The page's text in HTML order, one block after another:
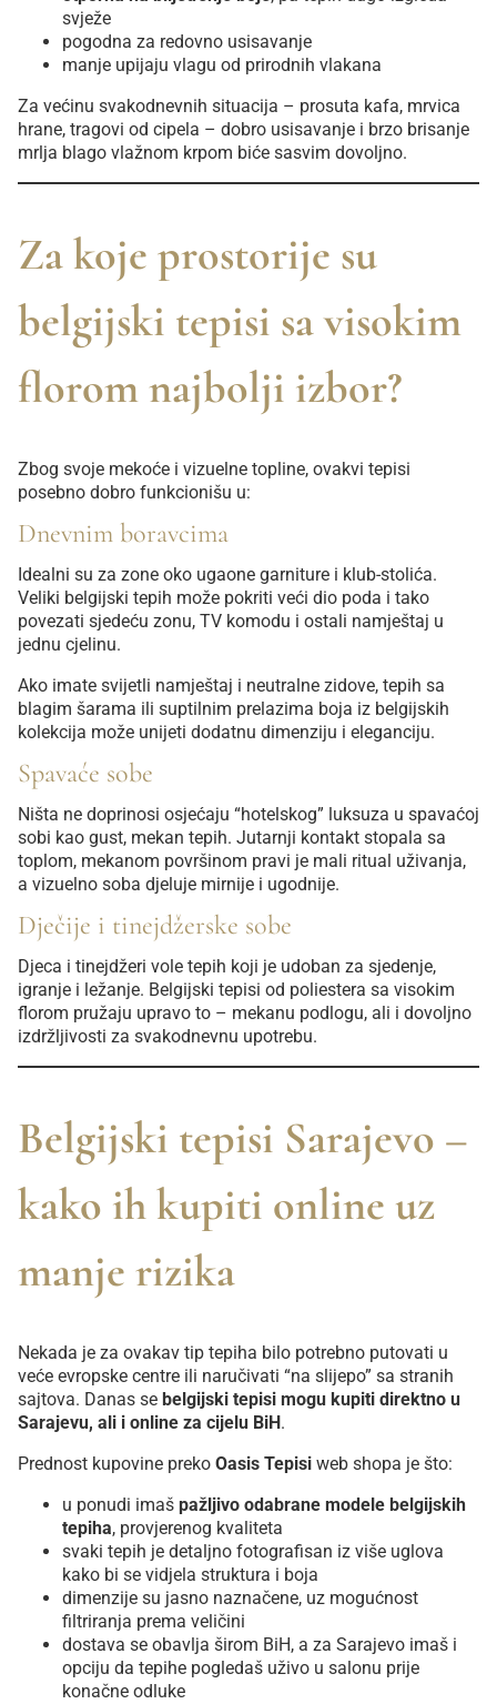
svježe
pogodna za redovno usisavanje
manje upijaju vlagu od prirodnih vlakana
Za većinu svakodnevnih situacija – prosuta kafa, mrvica
hrane, tragovi od cipela – dobro usisavanje i brzo brisanje
mrlja blago vlažnom krpom biće sasvim dovoljno.
Za koje prostorije su
belgijski tepisi sa visokim
florom najbolji izbor?
Zbog svoje mekoće i vizuelne topline, ovakvi tepisi
posebno dobro funkcionišu u:
Dnevnim boravcima
Idealni su za zone oko ugaone garniture i klub-stolića.
Veliki belgijski tepih može pokriti veći dio poda i tako
povezati sjedeću zonu, TV komodu i ostali namještaj u
jednu cjelinu.
Ako imate svijetli namještaj i neutralne zidove, tepih sa
blagim šarama ili suptilnim prelazima boja iz belgijskih
kolekcija može unijeti dodatnu dimenziju i eleganciju.
Spavaće sobe
Ništa ne doprinosi osjećaju “hotelskog” luksuza u spavaćoj
sobi kao gust, mekan tepih. Jutarnji kontakt stopala sa
toplom, mekanom površinom pravi je mali ritual uživanja,
a vizuelno soba djeluje mirnije i ugodnije.
Dječije i tinejdžerske sobe
Djeca i tinejdžeri vole tepih koji je udoban za sjedenje,
igranje i ležanje. Belgijski tepisi od poliestera sa visokim
florom pružaju upravo to – mekanu podlogu, ali i dovoljno
izdržljivosti za svakodnevnu upotrebu.
Belgijski tepisi Sarajevo –
kako ih kupiti online uz
manje rizika
Nekada je za ovakav tip tepiha bilo potrebno putovati u
veće evropske centre ili naručivati “na slijepo” sa stranih
sajtova. Danas se belgijski tepisi mogu kupiti direktno u
Sarajevu, ali i online za cijelu BiH .
Prednost kupovine preko Oasis Tepisi web shopa je što:
u ponudi imaš pažljivo odabrane modele belgijskih
tepiha, provjerenog kvaliteta
svaki tepih je detaljno fotografisan iz više uglova
kako bi se vidjela struktura i boja
dimenzije su jasno naznačene, uz mogućnost
filtriranja prema veličini
dostava se obavlja širom BiH, a za Sarajevo imaš i
opciju da tepihe pogledaš uživo u salonu prije
konačne odluke